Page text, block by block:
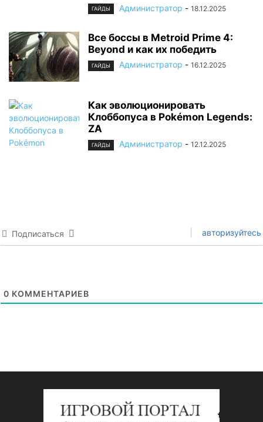
ГАЙДЫ Администратор - 18.12.2025
Все боссы в Metroid Prime 4:
Beyond и как их победить
ГАЙДЫ Администратор - 16.12.2025
Как эволюционировать
Клоббопуса в Pokémon Legends:
ZA
ГАЙДЫ Администратор - 12.12.2025
Подписаться авторизуйтесь
0 КОММЕНТАРИЕВ